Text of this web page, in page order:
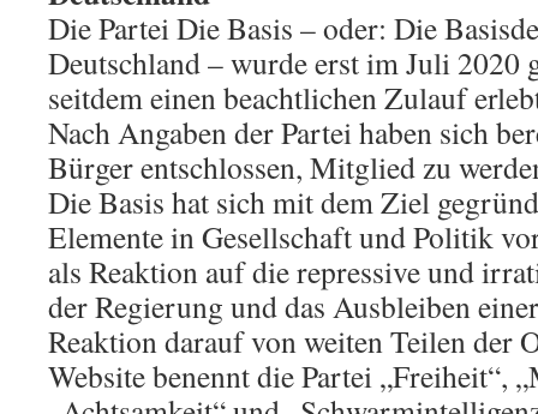
Die Partei Die Basis – oder: Die
Deutschland – wurde erst im Juli 2020
seitdem einen beachtlichen Zulauf
Nach Angaben der Partei haben sich
Bürger entschlossen, Mitglied zu
Die Basis hat sich mit dem Ziel
Elemente in Gesellschaft und Politik
als Reaktion auf die repressive und
der Regierung und das Ausbleiben
Reaktion darauf von weiten Teilen der
Website benennt die Partei „Freiheit“,